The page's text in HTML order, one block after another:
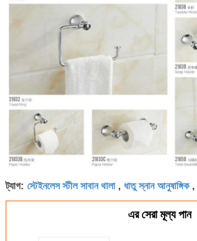
ট্যাগ: স্টেইনলেস স্টীল সাবান থালা, ধাতু স্নান আনুষাঙ্গিক,
এর সেরা মূল্য পান